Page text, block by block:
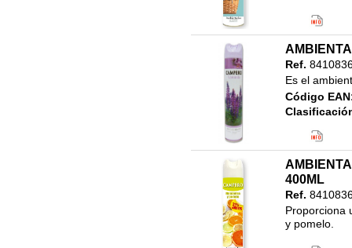
400ML
Ref.
Es el
Código
750ML
400ML
Ref.
Proporciona
y pomelo.